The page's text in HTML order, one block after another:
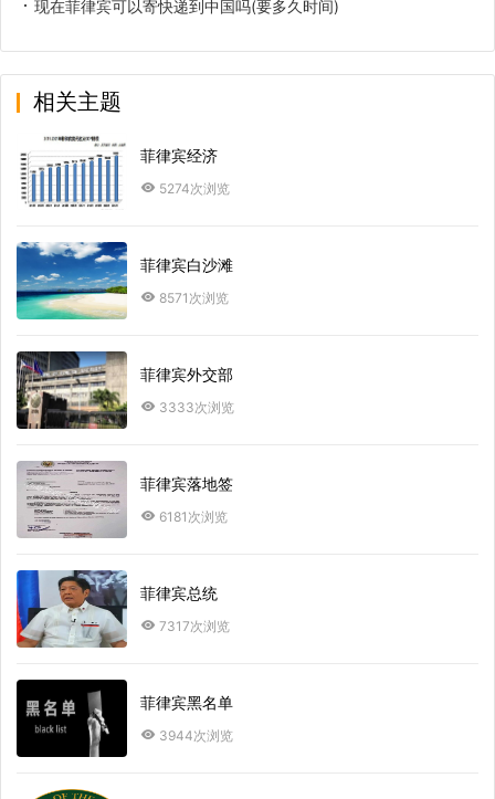
现在菲律宾可以寄快递到中国吗(要多久时间)
相关主题
菲律宾经济
5274次浏览
菲律宾白沙滩
8571次浏览
菲律宾外交部
3333次浏览
菲律宾落地签
6181次浏览
菲律宾总统
7317次浏览
菲律宾黑名单
3944次浏览